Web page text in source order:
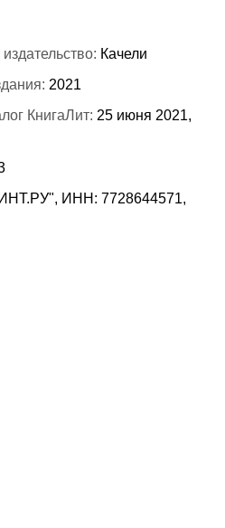
Качели
2021
КнигаЛит: 25 июня 2021,
ИНН: 7728644571,